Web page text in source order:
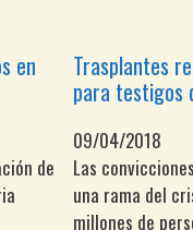
en
de
Trasplantes
para testigos
09/04/2018
Las
una rama del
millones de